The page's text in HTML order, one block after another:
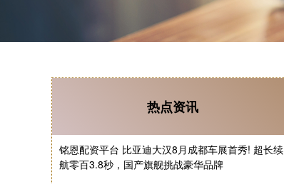
热点资讯
铭恩配资平台 比亚迪大汉8月成都车展首秀! 超长续
航零百3.8秒，国产旗舰挑战豪华品牌